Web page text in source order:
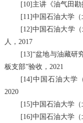
[10] 主讲《油气田
[11]中国石油大学（
[12]中国石油大学
人， 2017
[13]“盆地与油藏研
板支部”验收， 2021
[14] 中国石油大学
2020
[15]中国石油大学（
[16]中国石油大学（